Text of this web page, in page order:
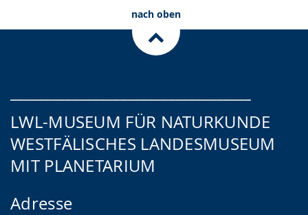
nach oben
LWL-MUSEUM FÜR NATURKUNDE
WESTFÄLISCHES LANDESMUSEUM
MIT PLANETARIUM
Adresse